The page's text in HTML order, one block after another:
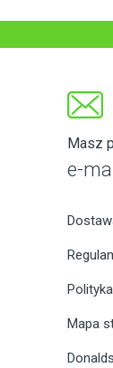
Masz
e-
Mapa